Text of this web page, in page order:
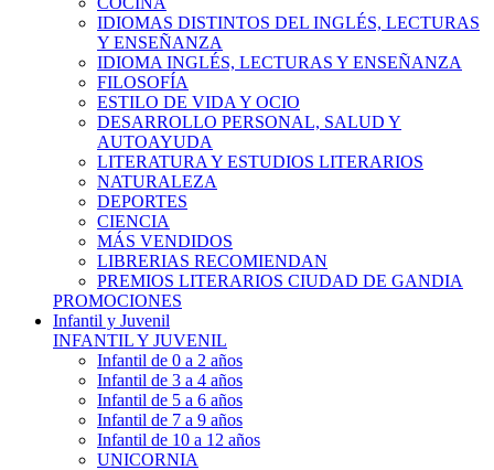
IDIOMAS DISTINTOS DEL INGLÉS, LECTURAS
Y ENSEÑANZA
IDIOMA INGLÉS, LECTURAS Y ENSEÑANZA
FILOSOFÍA
ESTILO DE VIDA Y OCIO
DESARROLLO PERSONAL, SALUD Y
AUTOAYUDA
LITERATURA Y ESTUDIOS LITERARIOS
NATURALEZA
DEPORTES
CIENCIA
MÁS VENDIDOS
LIBRERIAS RECOMIENDAN
PREMIOS LITERARIOS CIUDAD DE GANDIA
PROMOCIONES
Infantil y Juvenil
INFANTIL Y JUVENIL
Infantil de 0 a 2 años
Infantil de 3 a 4 años
Infantil de 5 a 6 años
Infantil de 7 a 9 años
Infantil de 10 a 12 años
UNICORNIA